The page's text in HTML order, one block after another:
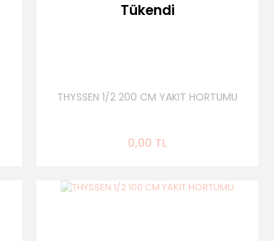
Tükendi
THYSSEN 1/2 200 CM YAKIT HORTUMU
0,00 TL